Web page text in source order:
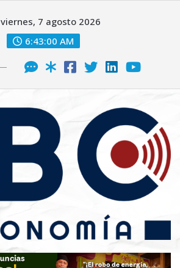
viernes, 7 agosto 2026
6:43:02 AM